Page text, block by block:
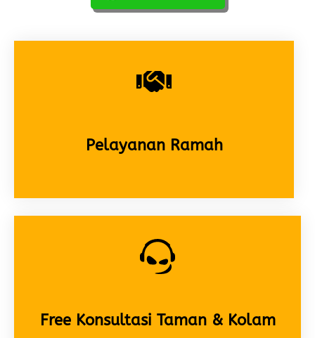
Pelayanan Ramah
Free Konsultasi Taman & Kolam